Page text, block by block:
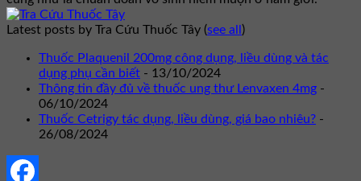
Latest posts by Tra Cứu Thuốc Tây (see all )
Thuốc Plaquenil 200mg công dụng, liều dùng và tác
dụng phụ cần biết - 13/10/2024
Thông tin đầy đủ về thuốc ung thư Lenvaxen 4mg -
06/10/2024
Thuốc Cetrigy tác dụng, liều dùng, giá bao nhiêu? -
26/08/2024